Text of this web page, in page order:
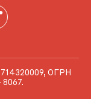
ОГРН
8067.